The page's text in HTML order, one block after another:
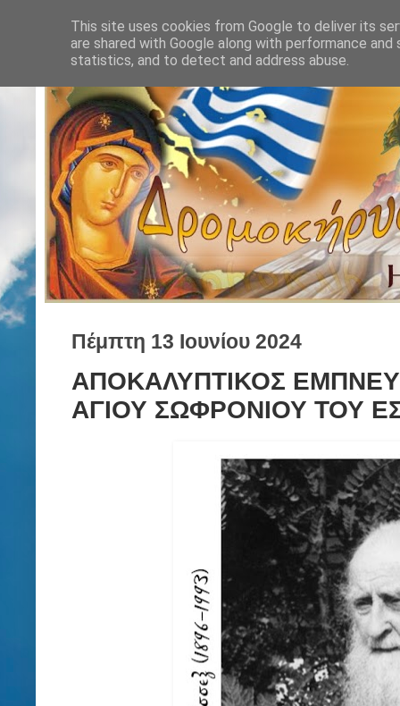
Πέμπτη 13 Ιουνίου 2024
ΑΠΟΚΑΛΥΠΤΙΚΟΣ
ΑΓΙΟΥ ΣΩΦΡΟΝΙΟΥ ΤΟΥ
This site uses cookies from Google to deliver its
are shared with Google along with performance
statistics, and to detect and address abuse.